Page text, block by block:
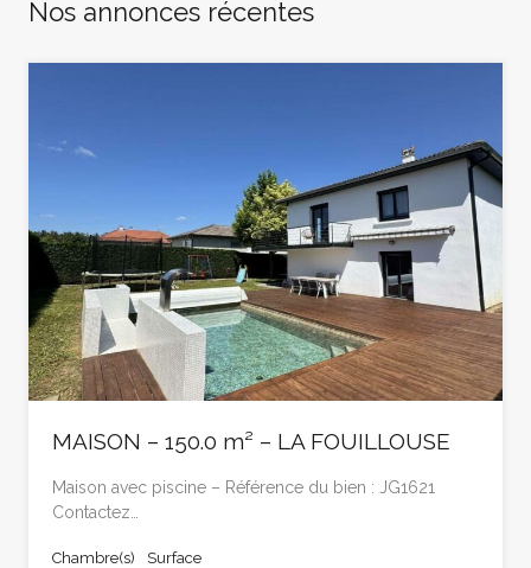
Nos annonces récentes
MAISON – 150.0 m² – LA FOUILLOUSE
Maison avec piscine – Référence du bien : JG1621
Contactez…
Chambre(s)
Surface